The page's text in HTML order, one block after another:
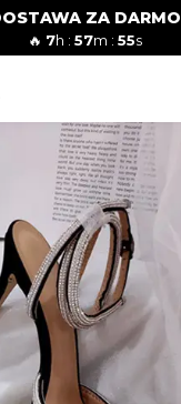
ZA DARMO
🔥 7h : 57m : 54s